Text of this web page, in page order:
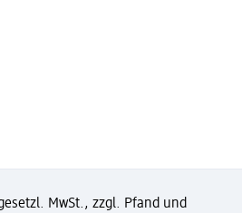
MwSt., zzgl. Pfand und